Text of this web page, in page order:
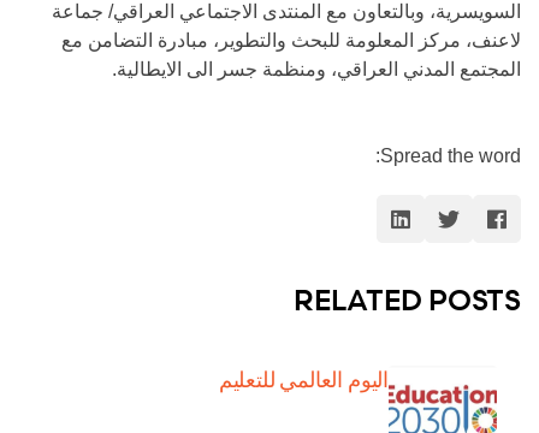
السويسرية، وبالتعاون مع المنتدى الاجتماعي العراقي/ جماعة
لاعنف، مركز المعلومة للبحث والتطوير، مبادرة التضامن مع
المجتمع المدني العراقي، ومنظمة جسر الى الايطالية.
Spread the word:
RELATED POSTS
اليوم العالمي للتعليم